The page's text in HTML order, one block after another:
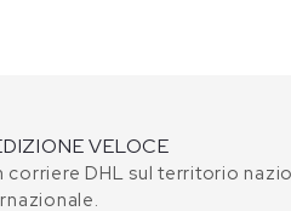
VELOCE
corriere DHL sul territorio